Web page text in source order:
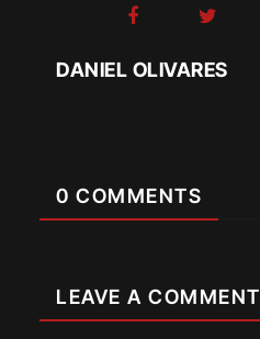
DANIEL OLIVARES
0 COMMENTS
LEAVE A COMMENT